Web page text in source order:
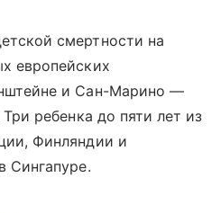
смертности на
европейских
и Сан-Марино —
ребенка до пяти лет из
Финляндии и
Сингапуре.